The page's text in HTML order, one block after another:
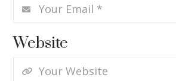
Website